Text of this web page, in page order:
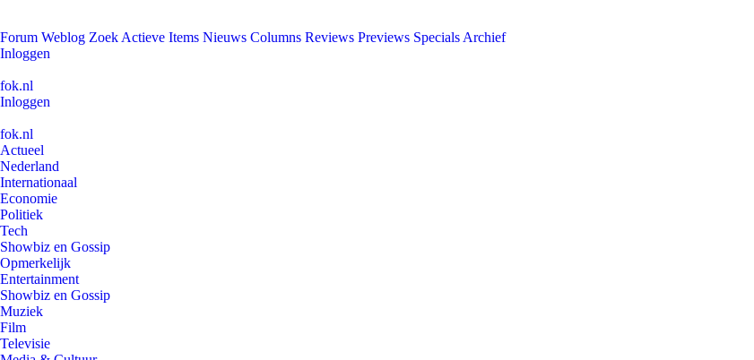
Forum Weblog Zoek Actieve Items Nieuws Columns Reviews Previews Specials Archief
Inloggen
fok.nl
Inloggen
fok.nl
Actueel
Nederland
Internationaal
Economie
Politiek
Tech
Showbiz en Gossip
Opmerkelijk
Entertainment
Showbiz en Gossip
Muziek
Film
Televisie